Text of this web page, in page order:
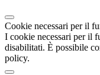
Cookie necessari per il
I cookie necessari per il
disabilitati. È possibile
policy.